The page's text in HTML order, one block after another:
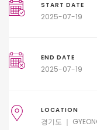
START DATE
2025-07-19
END DATE
2025-07-19
LOCATION
경기도 ｜